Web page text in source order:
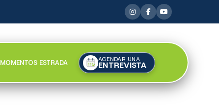
MOMENTOS ESTRADA AGENDAR UNA
ENTREVISTA